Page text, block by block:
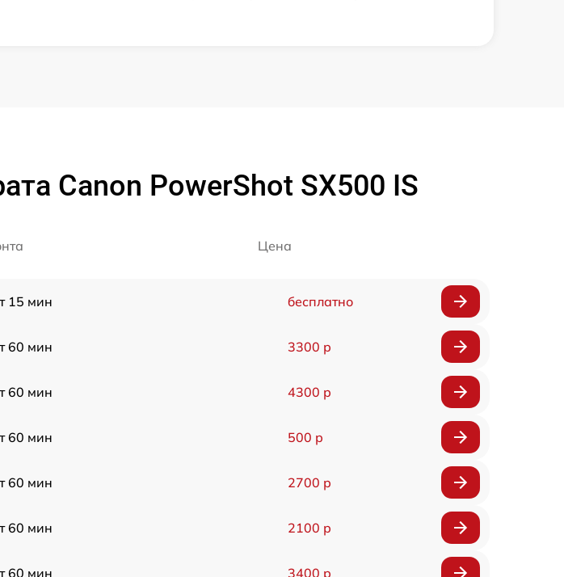
Canon PowerShot SX500 IS
Цена
15 мин бесплатно
60 мин 3300 р
60 мин 4300 р
60 мин 500 р
60 мин 2700 р
60 мин 2100 р
60 мин 3400 р